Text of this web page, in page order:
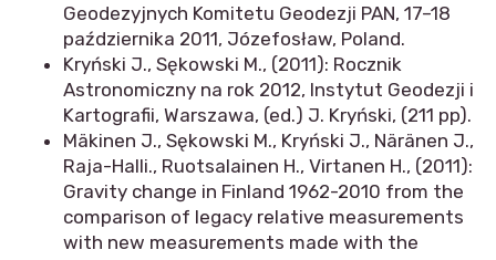
Geodezyjnych Komitetu Geodezji PAN, 17–18
października 2011, Józefosław, Poland.
Kryński J., Sękowski M., (2011): Rocznik
Astronomiczny na rok 2012, Instytut Geodezji i
Kartografii, Warszawa, (ed.) J. Kryński, (211 pp).
Mäkinen J., Sękowski M., Kryński J., Näränen J.,
Raja-Halli., Ruotsalainen H., Virtanen H., (2011):
Gravity change in Finland 1962-2010 from the
comparison of legacy relative measurements
with new measurements made with the